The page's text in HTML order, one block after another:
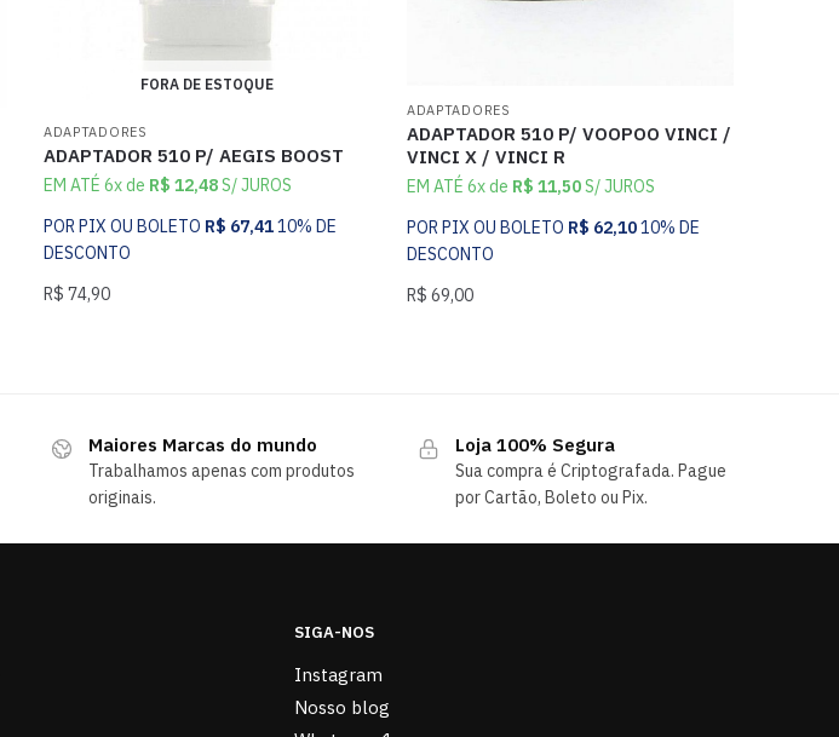
FORA DE ESTOQUE
ADAPTADORES
ADAPTADOR 510 P/ AEGIS BOOST
EM ATÉ 6x de R$ 12,48S/ JUROS
POR PIX OU BOLETO R$ 67,4110% DE
DESCONTO
R$ 74,90
ADAPTADORES
ADAPTADOR 510 P/ VOOPOO VINCI /
VINCI X / VINCI R
EM ATÉ 6x de R$ 11,50S/ JUROS
POR PIX OU BOLETO R$ 62,1010% DE
DESCONTO
R$ 69,00
Maiores Marcas do mundo
Trabalhamos apenas com produtos
originais.
Loja 100% Segura
Sua compra é Criptografada. Pague
por Cartão, Boleto ou Pix.
SIGA-NOS
Instagram
Nosso blog